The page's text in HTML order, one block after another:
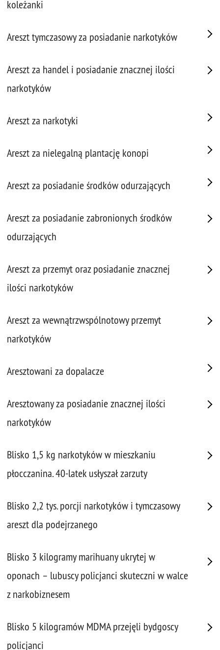
koleżanki
Areszt tymczasowy za posiadanie narkotyków
Areszt za handel i posiadanie znacznej ilości
narkotyków
Areszt za narkotyki
Areszt za nielegalną plantację konopi
Areszt za posiadanie środków odurzających
Areszt za posiadanie zabronionych środków
odurzających
Areszt za przemyt oraz posiadanie znacznej
ilości narkotyków
Areszt za wewnątrzwspólnotowy przemyt
narkotyków
Aresztowani za dopalacze
Aresztowany za posiadanie znacznej ilości
narkotyków
Blisko 1,5 kg narkotyków w mieszkaniu
płocczanina. 40-latek usłyszał zarzuty
Blisko 2,2 tys. porcji narkotyków i tymczasowy
areszt dla podejrzanego
Blisko 3 kilogramy marihuany ukrytej w
oponach – lubuscy policjanci skuteczni w walce
z narkobiznesem
Blisko 5 kilogramów MDMA przejęli bydgoscy
policjanci